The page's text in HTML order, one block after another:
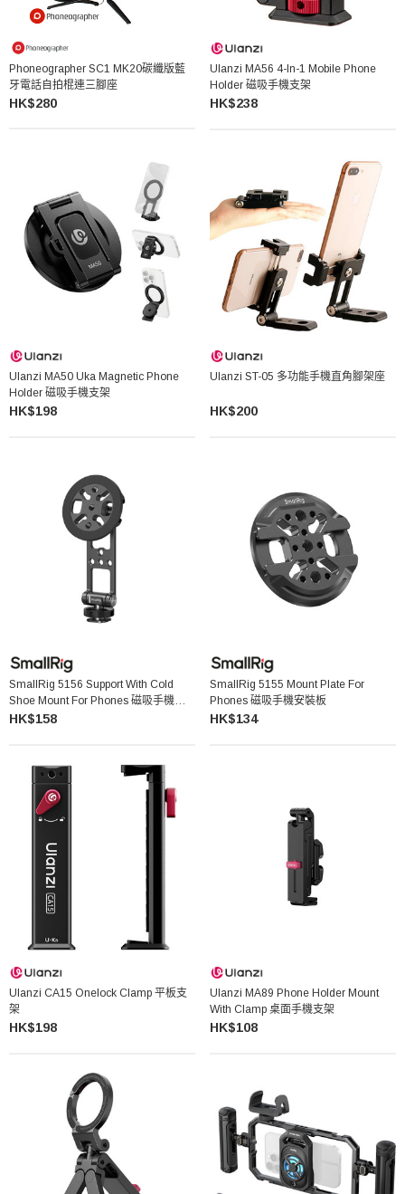
Phoneographer SC1 MK20碳纖版藍
牙電話自拍棍連三腳座
HK$280
Ulanzi MA56 4-In-1 Mobile Phone
Holder 磁吸手機支架
HK$238
Ulanzi MA50 Uka Magnetic Phone
Holder 磁吸手機支架
HK$198
Ulanzi ST-05 多功能手機直角腳架座
HK$200
SmallRig 5156 Support With Cold
Shoe Mount For Phones 磁吸手機冷
靴支架
HK$158
SmallRig 5155 Mount Plate For
Phones 磁吸手機安裝板
HK$134
Ulanzi CA15 Onelock Clamp 平板支
架
HK$198
Ulanzi MA89 Phone Holder Mount
With Clamp 桌面手機支架
HK$108